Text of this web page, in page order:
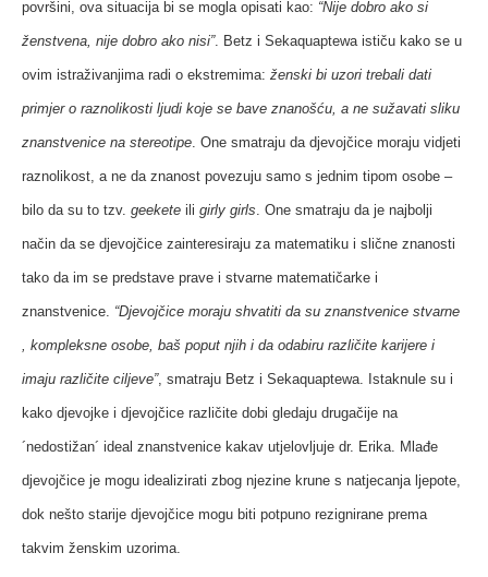
površini, ova situacija bi se mogla opisati kao: “Nije dobro ako si
ženstvena, nije dobro ako nisi”. Betz i Sekaquaptewa ističu kako se u
ovim istraživanjima radi o ekstremima: ženski bi uzori trebali dati
primjer o raznolikosti ljudi koje se bave znanošću, a ne sužavati sliku
znanstvenice na stereotipe. One smatraju da djevojčice moraju vidjeti
raznolikost, a ne da znanost povezuju samo s jednim tipom osobe –
bilo da su to tzv. geekete ili girly girls. One smatraju da je najbolji
način da se djevojčice zainteresiraju za matematiku i slične znanosti
tako da im se predstave prave i stvarne matematičarke i
znanstvenice. “Djevojčice moraju shvatiti da su znanstvenice stvarne
, kompleksne osobe, baš poput njih i da odabiru različite karijere i
imaju različite ciljeve”, smatraju Betz i Sekaquaptewa. Istaknule su i
kako djevojke i djevojčice različite dobi gledaju drugačije na
´nedostižan´ ideal znanstvenice kakav utjelovljuje dr. Erika. Mlađe
djevojčice je mogu idealizirati zbog njezine krune s natjecanja ljepote,
dok nešto starije djevojčice mogu biti potpuno rezignirane prema
takvim ženskim uzorima.